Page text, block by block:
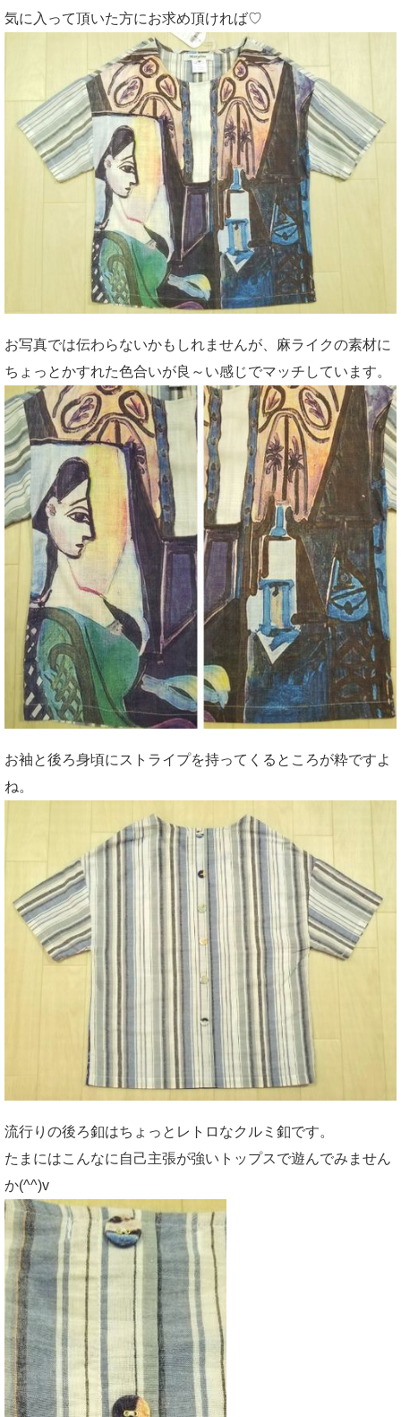
気に入って頂いた方にお求め頂ければ♡
お写真では伝わらないかもしれませんが、麻ライクの素材に
ちょっとかすれた色合いが良～い感じでマッチしています。
お袖と後ろ身頃にストライプを持ってくるところが粋ですよ
ね。
流行りの後ろ釦はちょっとレトロなクルミ釦です。
たまにはこんなに自己主張が強いトップスで遊んでみません
か(^^)v